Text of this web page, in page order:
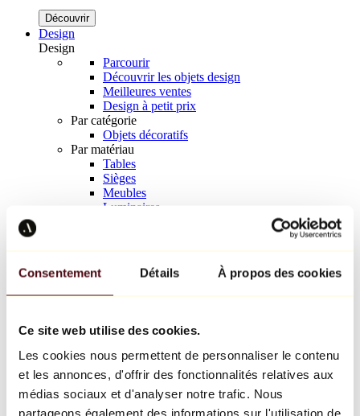
Consentement Détails À propos des cookies
Ce site web utilise des cookies.
Les cookies nous permettent de personnaliser le contenu
et les annonces, d'offrir des fonctionnalités relatives aux
médias sociaux et d'analyser notre trafic. Nous
partageons également des informations sur l'utilisation de
Découvrir
Design
Design
Parcourir
Découvrir les objets design
Meilleures ventes
Design à petit prix
Par catégorie
Objets décoratifs
Par matériau
Tables
Sièges
Meubles
Luminaires
Richard Orlinski
Keith Haring
Jeff Koons
Jean-Michel Basquiat
Tous les designers
Œuvre de la semaine